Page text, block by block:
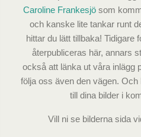
Caroline Frankesjösom
och kanske lite tankar runt
hittar du lätt tillbaka! Tidigare
återpubliceras här, annars
också att länka ut våra inlägg
följa oss även den vägen.
till dina bilder i
Vill ni se bilderna sida